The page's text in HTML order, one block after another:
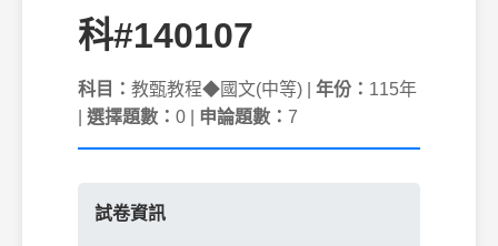
科#140107
科目： 教甄教程◆國文(中等) | 年份： 115年
選擇題數： 0 | 申論題數： 7
試卷資訊